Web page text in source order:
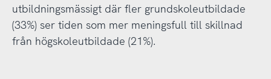
utbildningsmässigt där fler grundskoleutbildade
(33%) ser tiden som mer meningsfull till skillnad
från högskoleutbildade (21%).